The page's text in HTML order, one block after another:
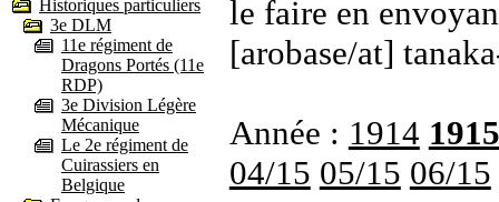
Historiques particuliers
3e DLM
11e régiment de
Dragons Portés (11e
RDP)
3e Division Légère
Mécanique
Le 2e régiment de
Cuirassiers en
Belgique
le faire en
[arobase/at]
Année : 1914 1915
04/15 05/15 06/15